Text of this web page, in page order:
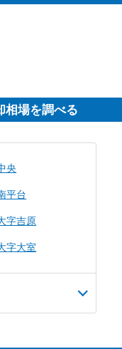
相場を調べる
央
平台
字吉原
字大室